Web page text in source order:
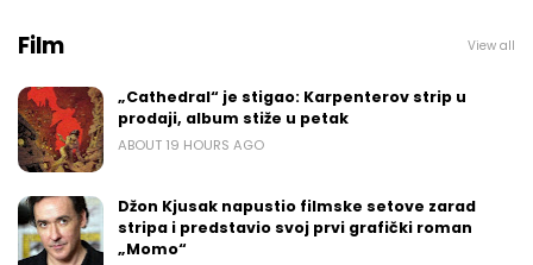
Film View all
„Cathedral“ je stigao: Karpenterov strip u
prodaji, album stiže u petak
ABOUT 19 HOURS AGO
Džon Kjusak napustio filmske setove zarad
stripa i predstavio svoj prvi grafički roman
„Momo“